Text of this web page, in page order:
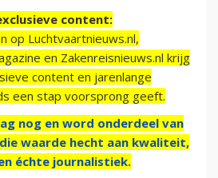
content:
op Luchtvaartnieuws.nl,
en Zakenreisnieuws.nl krijg
content en jarenlange
een stap voorsprong geeft.
nog en word onderdeel van
waarde hecht aan kwaliteit,
échte journalistiek.